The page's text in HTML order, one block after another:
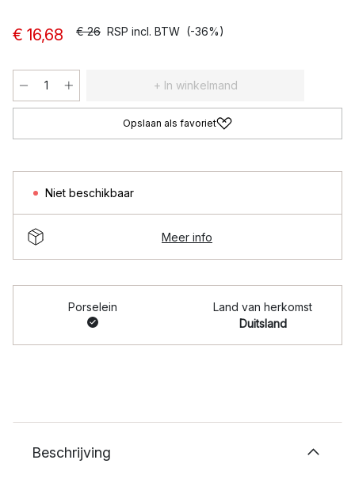
€ 16,68 € 26 RSP incl. BTW (-36%)
+ In winkelmand
Opslaan als favoriet
Niet beschikbaar
Meer info
Porselein
Land van herkomst
Duitsland
Beschrijving